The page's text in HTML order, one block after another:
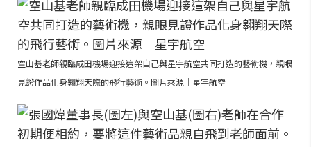
空山基老師親臨成田機場迎接這架自己與星宇航空共同打造的藝術機，親眼
見證作品化身翱翔天際的飛行藝術。圖片來源｜星宇航空